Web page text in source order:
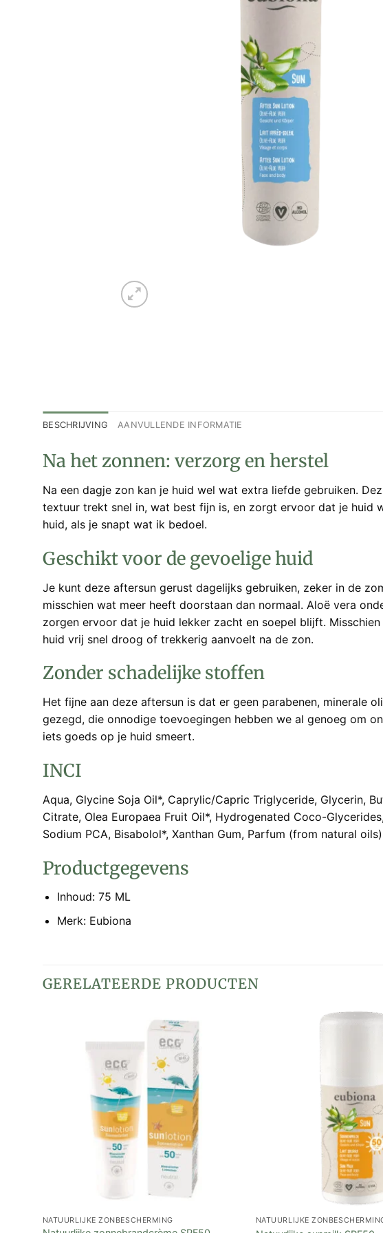
BESCHRIJVING AANVULLENDE INFORMATIE
Na het zonnen: verzorg en herstel
Na een dagje zon kan je huid wel wat extra liefde gebruiken.
textuur trekt snel in, wat best fijn is, en zorgt ervoor dat je huid
huid, als je snapt wat ik bedoel.
Geschikt voor de gevoelige huid
Je kunt deze aftersun gerust dagelijks gebruiken, zeker in de
misschien wat meer heeft doorstaan dan normaal. Aloë vera
zorgen ervoor dat je huid lekker zacht en soepel blijft.
huid vrij snel droog of trekkerig aanvoelt na de zon.
Zonder schadelijke stoffen
Het fijne aan deze aftersun is dat er geen parabenen, minerale
gezegd, die onnodige toevoegingen hebben we al genoeg om
iets goeds op je huid smeert.
INCI
Aqua, Glycine Soja Oil*, Caprylic/Capric Triglyceride, Glycerin,
Citrate, Olea Europaea Fruit Oil*, Hydrogenated Coco-
Sodium PCA, Bisabolol*, Xanthan Gum, Parfum (from natural
Productgegevens
Inhoud: 75 ML
Merk: Eubiona
GERELATEERDE PRODUCTEN
NATUURLIJKE ZONBESCHERMING NATUURLIJKE